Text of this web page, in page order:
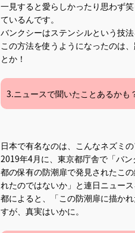
一見すると愛らしかったり思わず
ているんです。
バンクシーはステンシルという技
この方法を使うようになったのは
とか！
3.ニュースで聞いたことあるかも
日本で有名なのは、こんなネズミ
2019年4月に、東京都庁舎で「バ
都の保有の防潮扉で発見されたこ
れたのではないか」と連日ニュース
都によると、「この防潮扉に描か
すが、真実はいかに。